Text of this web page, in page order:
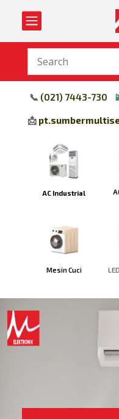

📞 (021) 7443-730 📱
📩
AC Industrial
Mesin Cuci